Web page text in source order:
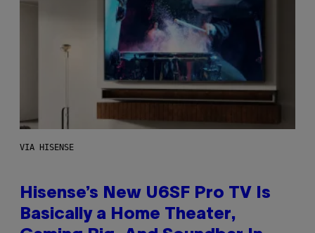
VIA HISENSE
Hisense’s New U6SF Pro TV Is
Basically a Home Theater,